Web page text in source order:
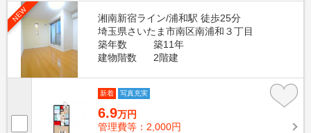
NEW
湘南新宿ライン/浦和駅 徒歩25分
埼玉県さいたま市南区南浦和３丁目
築年数
築11年
建物階数
2階建
新着 写真充実
6.9万円
管理費等：2,000円